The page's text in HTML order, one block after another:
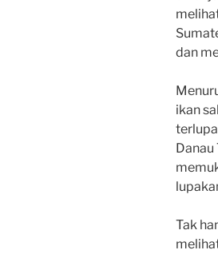
dan
ikan
Danau
Tak